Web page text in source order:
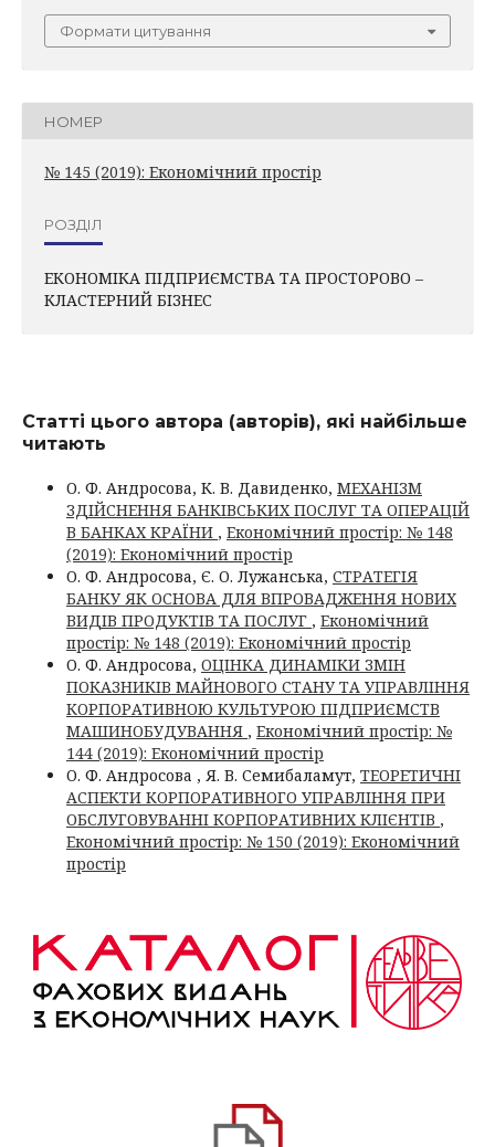
Формати цитування
НОМЕР
№ 145 (2019): Економічний простір
РОЗДІЛ
ЕКОНОМІКА ПІДПРИЄМСТВА ТА ПРОСТОРОВО –
КЛАСТЕРНИЙ БІЗНЕС
Статті цього автора (авторів), які найбільше
читають
О. Ф. Андросова, К. В. Давиденко, МЕХАНІЗМ
ЗДІЙСНЕННЯ БАНКІВСЬКИХ ПОСЛУГ ТА ОПЕРАЦІЙ
В БАНКАХ КРАЇНИ , Економічний простір: № 148
(2019): Економічний простір
О. Ф. Андросова, Є. О. Лужанська, СТРАТЕГІЯ
БАНКУ ЯК ОСНОВА ДЛЯ ВПРОВАДЖЕННЯ НОВИХ
ВИДІВ ПРОДУКТІВ ТА ПОСЛУГ , Економічний
простір: № 148 (2019): Економічний простір
О. Ф. Андросова, ОЦІНКА ДИНАМІКИ ЗМІН
ПОКАЗНИКІВ МАЙНОВОГО СТАНУ ТА УПРАВЛІННЯ
КОРПОРАТИВНОЮ КУЛЬТУРОЮ ПІДПРИЄМСТВ
МАШИНОБУДУВАННЯ , Економічний простір: №
144 (2019): Економічний простір
О. Ф. Андросова , Я. В. Семибаламут, ТЕОРЕТИЧНІ
АСПЕКТИ КОРПОРАТИВНОГО УПРАВЛІННЯ ПРИ
ОБСЛУГОВУВАННІ КОРПОРАТИВНИХ КЛІЄНТІВ ,
Економічний простір: № 150 (2019): Економічний
простір